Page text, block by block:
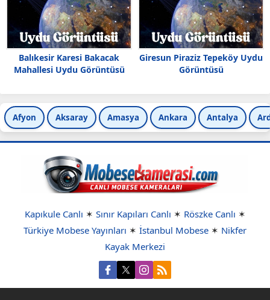
Balıkesir Karesi Bakacak
Mahallesi Uydu Görüntüsü
Giresun Piraziz Tepeköy Uydu
Görüntüsü
Afyon Aksaray Amasya Ankara Antalya
Kapıkule Canlı ✶ Sınır Kapıları Canlı ✶ Röszke Canlı ✶
Türkiye Mobese Yayınları ✶ İstanbul Mobese ✶ Nikfer
Kayak Merkezi